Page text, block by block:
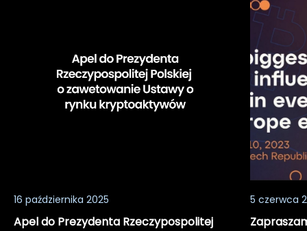
16 października 2025
Apel do Prezydenta Rzeczypospolitej
do
udziału
w
BTC
Prague
8-
11.06.2023
5 czerwca